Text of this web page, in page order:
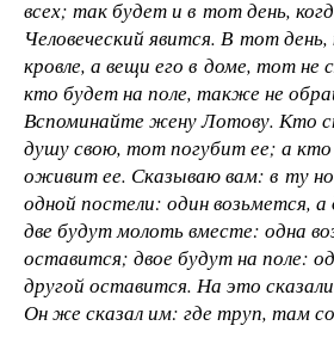
всех; так будет и в тот день,
Человеческий явится. В тот
кровле, а вещи его в доме, тот не
кто будет на поле, также не
Вспоминайте жену Лотову. Кто
душу свою, тот погубит ее; а
оживит ее. Сказываю вам: в ту
одной постели: один возьмется,
две будут молоть вместе: одна
оставится; двое будут на поле:
другой оставится. На это
Он же сказал им: где труп, там